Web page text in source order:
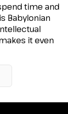
time and
Babylonian
it even